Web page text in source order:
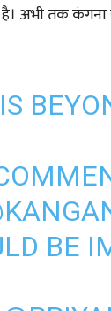
अभी तक कंगना
BE